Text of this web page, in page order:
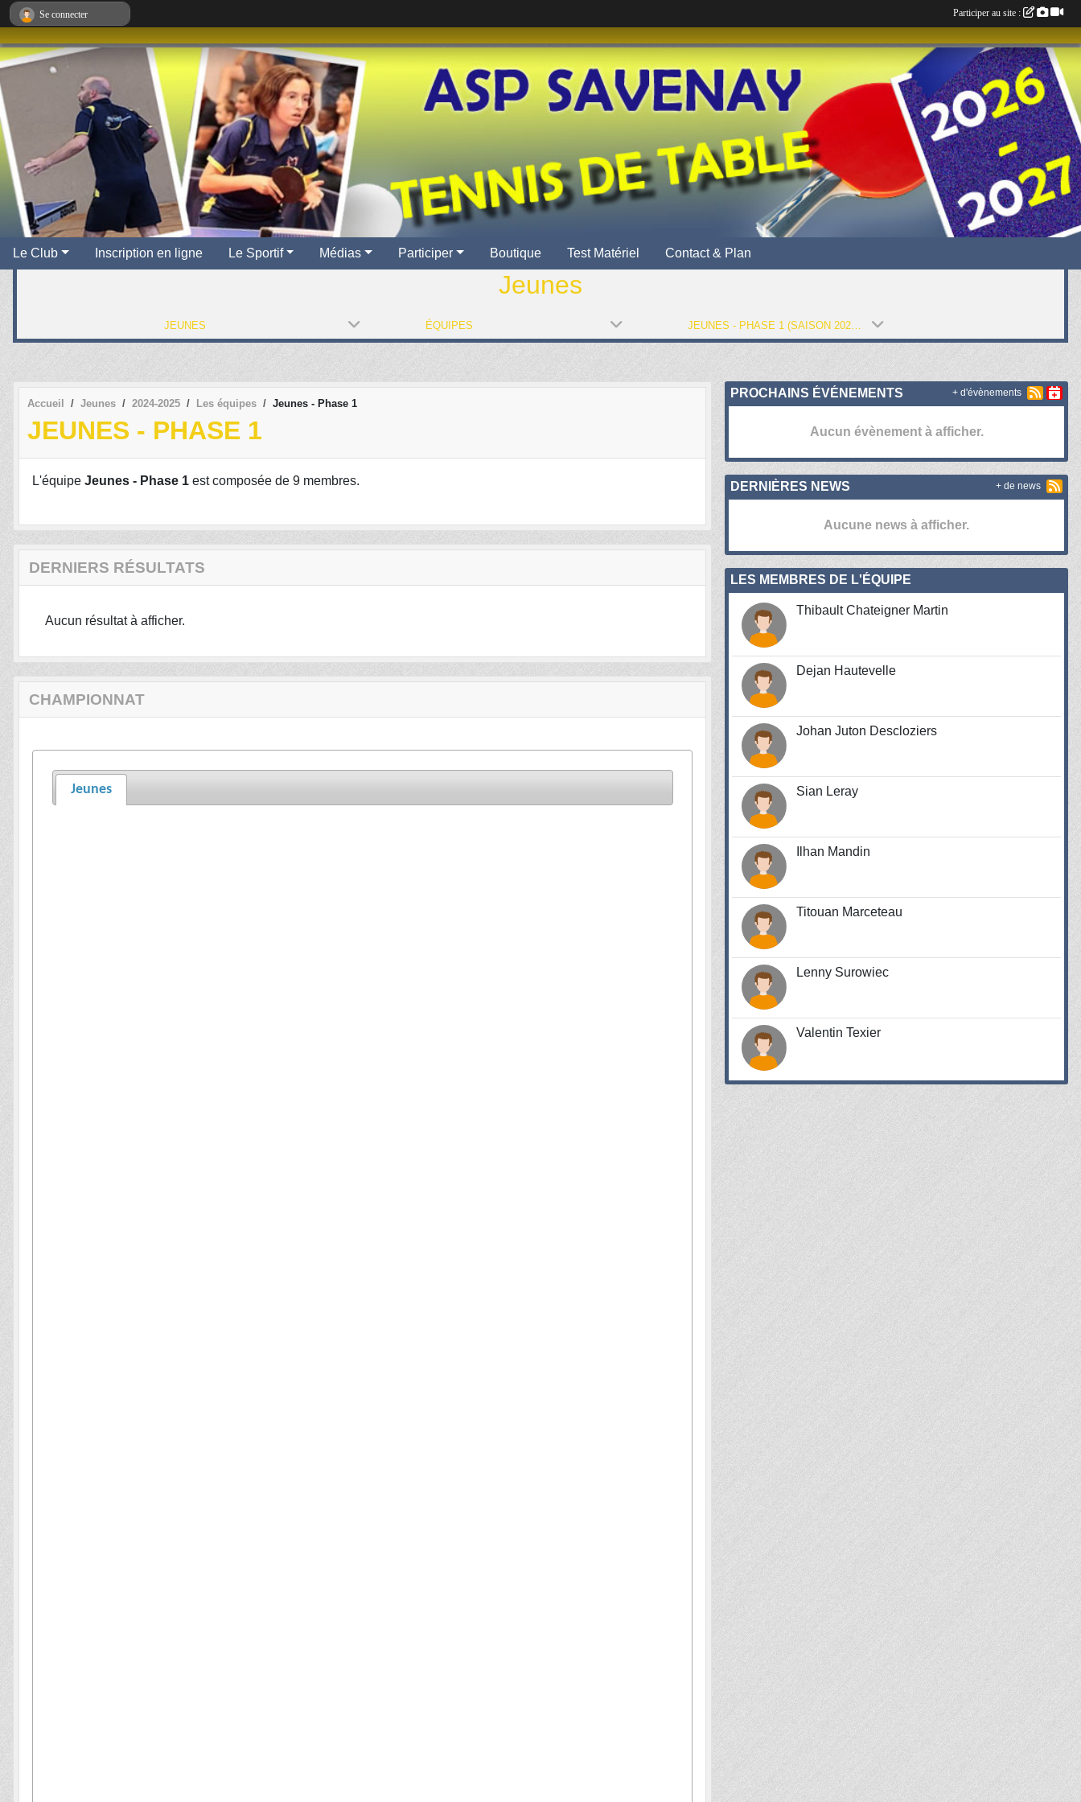
Le Club Inscription en ligne Le Sportif Médias Participer Boutique Test Matériel Contact & Plan
Jeunes
JEUNES ÉQUIPES JEUNES - PHASE 1 (SAISON 2024-2025)
Accueil Jeunes 2024-2025 Les équipes Jeunes - Phase 1
JEUNES - PHASE 1
L'équipe Jeunes - Phase 1 est composée de 9 membres.
DERNIERS RÉSULTATS
Aucun résultat à afficher.
CHAMPIONNAT
Jeunes
PROCHAINS ÉVÉNEMENTS
Aucun évènement à afficher.
+ d'évènements
DERNIÈRES NEWS
Aucune news à afficher.
+ de news
LES MEMBRES DE L'ÉQUIPE
Thibault Chateigner Martin
Dejan Hautevelle
Johan Juton Descloziers
Sian Leray
Ilhan Mandin
Titouan Marceteau
Lenny Surowiec
Valentin Texier
Se connecter Participer au site :
Panneau de gestion des cookies